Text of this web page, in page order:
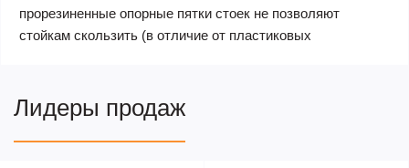
прорезиненные опорные пятки стоек не позволяют
стойкам скользить (в отличие от пластиковых
Лидеры продаж